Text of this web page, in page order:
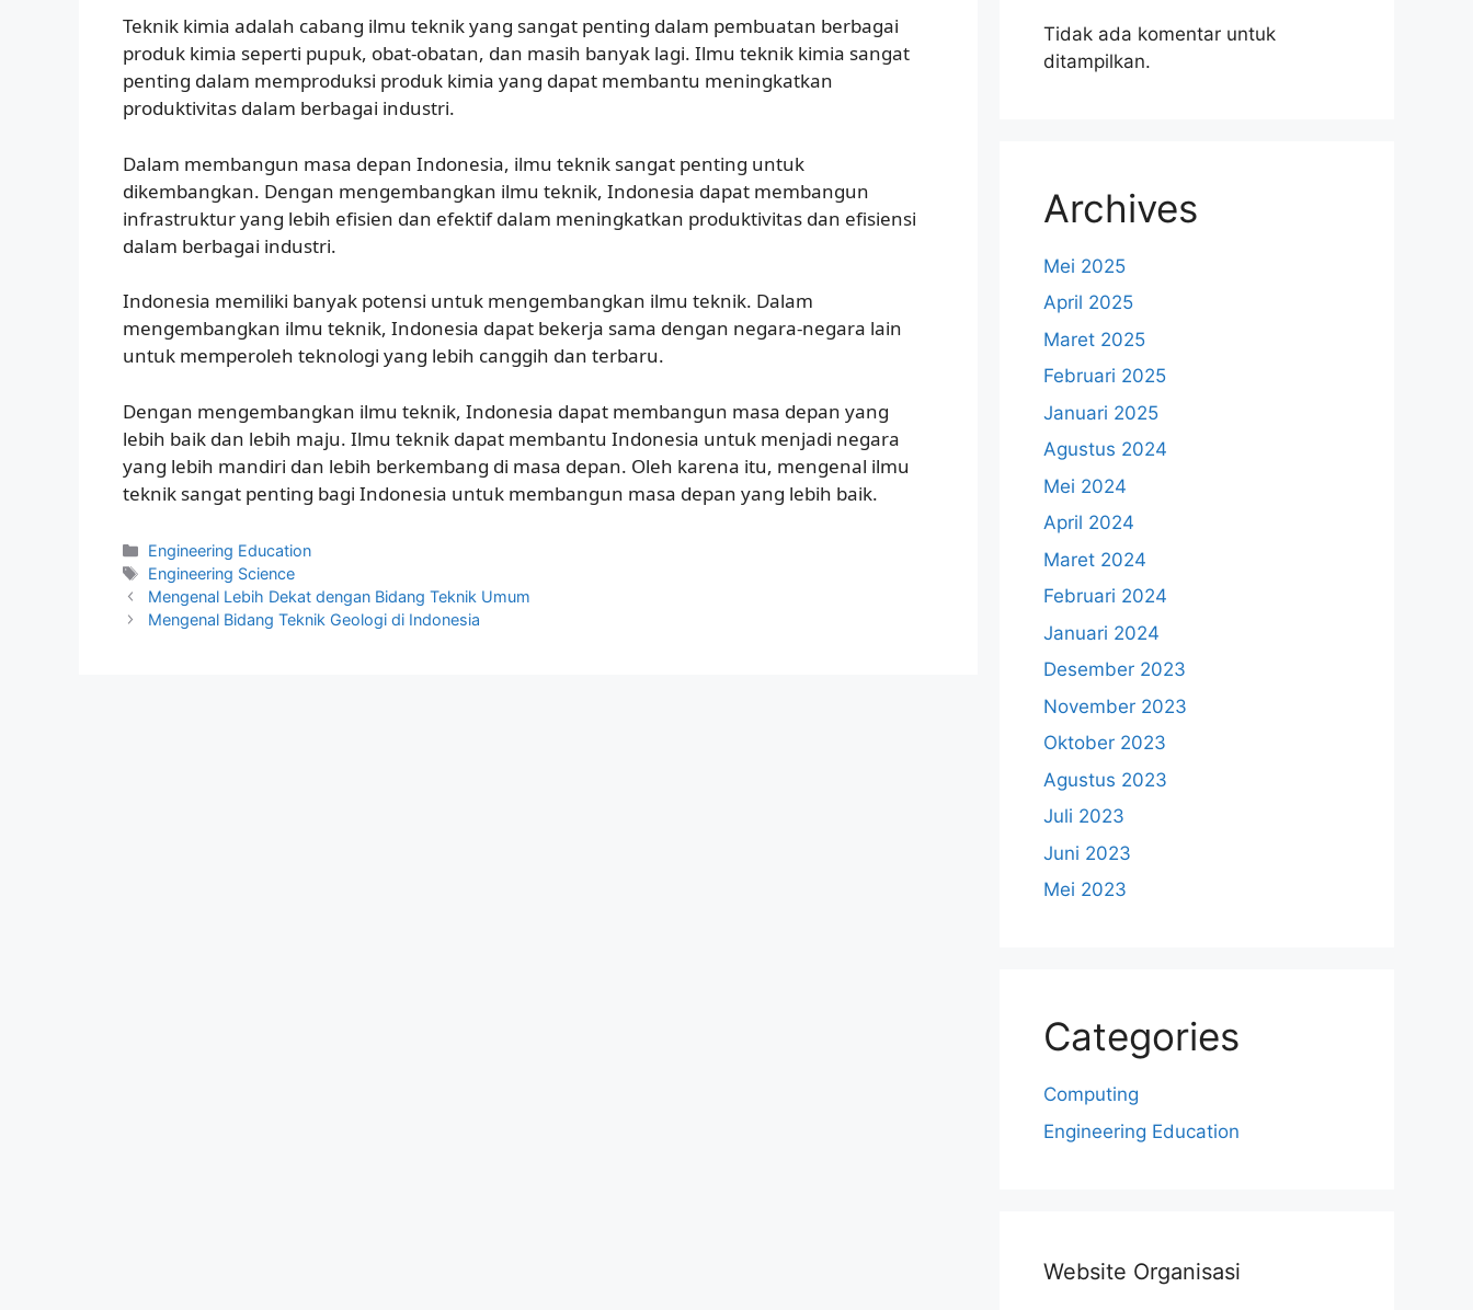
Teknik kimia adalah cabang ilmu teknik yang sangat penting dalam pembuatan berbagai
produk kimia seperti pupuk, obat-obatan, dan masih banyak lagi. Ilmu teknik kimia sangat
penting dalam memproduksi produk kimia yang dapat membantu meningkatkan
produktivitas dalam berbagai industri.
Dalam membangun masa depan Indonesia, ilmu teknik sangat penting untuk
dikembangkan. Dengan mengembangkan ilmu teknik, Indonesia dapat membangun
infrastruktur yang lebih efisien dan efektif dalam meningkatkan produktivitas dan efisiensi
dalam berbagai industri.
Indonesia memiliki banyak potensi untuk mengembangkan ilmu teknik. Dalam
mengembangkan ilmu teknik, Indonesia dapat bekerja sama dengan negara-negara lain
untuk memperoleh teknologi yang lebih canggih dan terbaru.
Dengan mengembangkan ilmu teknik, Indonesia dapat membangun masa depan yang
lebih baik dan lebih maju. Ilmu teknik dapat membantu Indonesia untuk menjadi negara
yang lebih mandiri dan lebih berkembang di masa depan. Oleh karena itu, mengenal ilmu
teknik sangat penting bagi Indonesia untuk membangun masa depan yang lebih baik.
Kategori
Engineering Education
Tag
Engineering Science
Mengenal Lebih Dekat dengan Bidang Teknik Umum
Mengenal Bidang Teknik Geologi di Indonesia
Tidak ada komentar untuk
ditampilkan.
Archives
Mei 2025
April 2025
Maret 2025
Februari 2025
Januari 2025
Agustus 2024
Mei 2024
April 2024
Maret 2024
Februari 2024
Januari 2024
Desember 2023
November 2023
Oktober 2023
Agustus 2023
Juli 2023
Juni 2023
Mei 2023
Categories
Computing
Engineering Education
Website Organisasi